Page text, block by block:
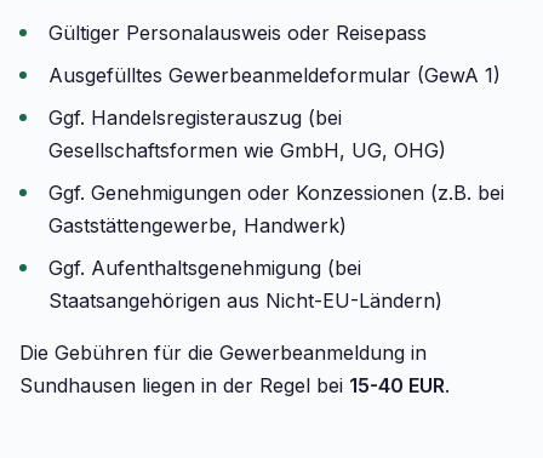
Gültiger Personalausweis oder Reisepass
Ausgefülltes Gewerbeanmeldeformular (GewA 1)
Ggf. Handelsregisterauszug (bei
Gesellschaftsformen wie GmbH, UG, OHG)
Ggf. Genehmigungen oder Konzessionen (z.B. bei
Gaststättengewerbe, Handwerk)
Ggf. Aufenthaltsgenehmigung (bei
Staatsangehörigen aus Nicht-EU-Ländern)
Die Gebühren für die Gewerbeanmeldung in
Sundhausen liegen in der Regel bei 15-40 EUR.